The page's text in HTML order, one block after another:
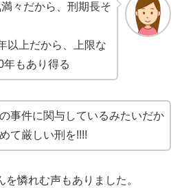
々だから、刑期長そ
以上だから、上限な
年もあり得る
事件に関与しているみたいだか
て厳しい刑を!!!!
憐れむ声もありました。